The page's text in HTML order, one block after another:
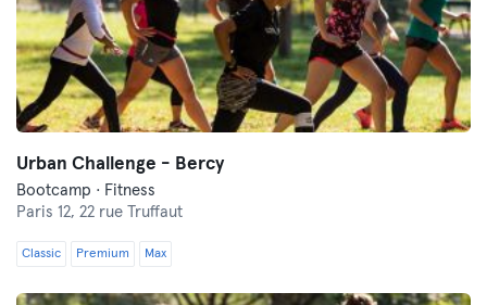
Urban Challenge - Bercy
Bootcamp · Fitness
Paris 12, 22 rue Truffaut
Classic Premium Max